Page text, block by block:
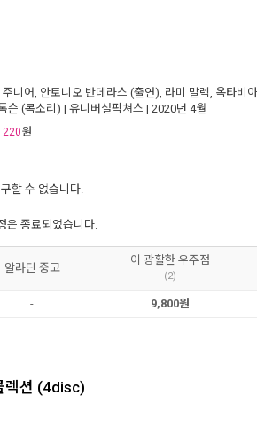
니어, 안토니오 반데라스 (출연), 라미 말렉, 옥타비
슨 (목소리) | 유니버설픽쳐스 | 2020년 4월
220원
할 수 없습니다.
은 종료되었습니다.
알라딘 중고
이 광활한 우주점
(2)
- 9,800원
렉션 (4disc)